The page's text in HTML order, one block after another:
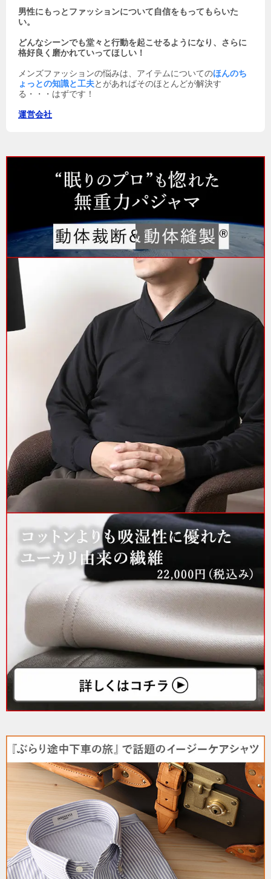
男性にもっとファッションについて自信をもってもらいた
い。
どんなシーンでも堂々と行動を起こせるようになり、さらに
格好良く磨かれていってほしい！
メンズファッションの悩みは、アイテムについてのほんのち
ょっとの知識と工夫とがあればそのほとんどが解決す
る・・・はずです！
運営会社